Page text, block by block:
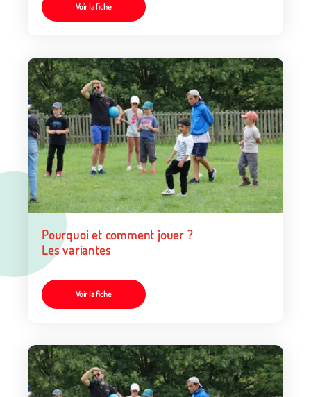
Voir la fiche
Pourquoi et comment jouer ?
Les variantes
Voir la fiche